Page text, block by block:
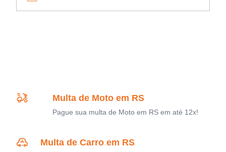
Multa de Moto em RS
Pague sua multa de Moto em RS em até 12x!
Multa de Carro em RS